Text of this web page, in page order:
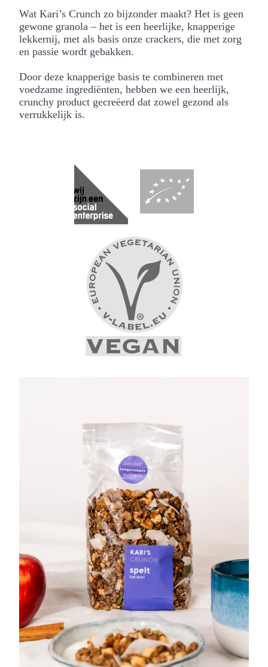
Wat Kari’s Crunch zo bijzonder maakt? Het is geen
gewone granola – het is een heerlijke, knapperige
lekkernij, met als basis onze crackers, die met zorg
en passie wordt gebakken.
Door deze knapperige basis te combineren met
voedzame ingrediënten, hebben we een heerlijk,
crunchy product gecreëerd dat zowel gezond als
verrukkelijk is.